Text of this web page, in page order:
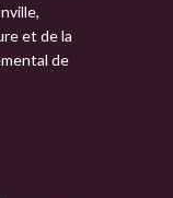
et de la
de